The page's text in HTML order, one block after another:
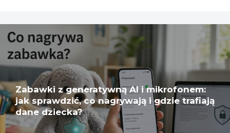
Zabawki z generatywną AI i mikrofonem:
jak sprawdzić, co nagrywają i gdzie trafiają
dane dziecka?